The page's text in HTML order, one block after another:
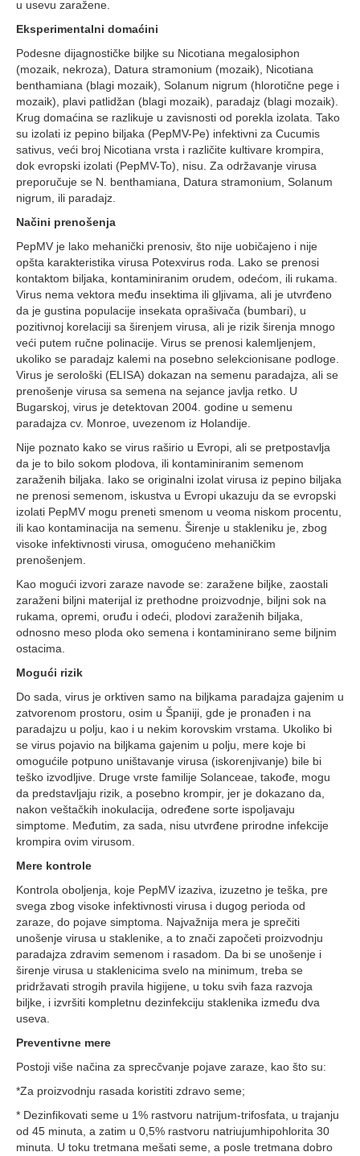
u usevu zaražene.
Eksperimentalni domaćini
Podesne dijagnostičke biljke su Nicotiana megalosiphon
(mozaik, nekroza), Datura stramonium (mozaik), Nicotiana
benthamiana (blagi mozaik), Solanum nigrum (hlorotične pege i
mozaik), plavi patlidžan (blagi mozaik), paradajz (blagi mozaik).
Krug domaćina se razlikuje u zavisnosti od porekla izolata. Tako
su izolati iz pepino biljaka (PepMV-Pe) infektivni za Cucumis
sativus, veći broj Nicotiana vrsta i različite kultivare krompira,
dok evropski izolati (PepMV-To), nisu. Za održavanje virusa
preporučuje se N. benthamiana, Datura stramonium, Solanum
nigrum, ili paradajz.
Načini prenošenja
PepMV je lako mehanički prenosiv, što nije uobičajeno i nije
opšta karakteristika virusa Potexvirus roda. Lako se prenosi
kontaktom biljaka, kontaminiranim orudem, odećom, ili rukama.
Virus nema vektora među insektima ili gljivama, ali je utvrđeno
da je gustina populacije insekata oprašivača (bumbari), u
pozitivnoj korelaciji sa širenjem virusa, ali je rizik širenja mnogo
veći putem ručne polinacije. Virus se prenosi kalemljenjem,
ukoliko se paradajz kalemi na posebno selekcionisane podloge.
Virus je serološki (ELISA) dokazan na semenu paradajza, ali se
prenošenje virusa sa semena na sejance javlja retko. U
Bugarskoj, virus je detektovan 2004. godine u semenu
paradajza cv. Monroe, uvezenom iz Holandije.
Nije poznato kako se virus raširio u Evropi, ali se pretpostavlja
da je to bilo sokom plodova, ili kontaminiranim semenom
zaraženih biljaka. Iako se originalni izolat virusa iz pepino biljaka
ne prenosi semenom, iskustva u Evropi ukazuju da se evropski
izolati PepMV mogu preneti smenom u veoma niskom procentu,
ili kao kontaminacija na semenu. Širenje u stakleniku je, zbog
visoke infektivnosti virusa, omogućeno mehaničkim
prenošenjem.
Kao mogući izvori zaraze navode se: zaražene biljke, zaostali
zaraženi biljni materijal iz prethodne proizvodnje, biljni sok na
rukama, opremi, oruđu i odeći, plodovi zaraženih biljaka,
odnosno meso ploda oko semena i kontaminirano seme biljnim
ostacima.
Mogući rizik
Do sada, virus je orktiven samo na biljkama paradajza gajenim u
zatvorenom prostoru, osim u Španiji, gde je pronađen i na
paradajzu u polju, kao i u nekim korovskim vrstama. Ukoliko bi
se virus pojavio na biljkama gajenim u polju, mere koje bi
omogućile potpuno uništavanje virusa (iskorenjivanje) bile bi
teško izvodljive. Druge vrste familije Solanceae, takođe, mogu
da predstavljaju rizik, a posebno krompir, jer je dokazano da,
nakon veštačkih inokulacija, određene sorte ispoljavaju
simptome. Međutim, za sada, nisu utvrđene prirodne infekcije
krompira ovim virusom.
Mere kontrole
Kontrola oboljenja, koje PepMV izaziva, izuzetno je teška, pre
svega zbog visoke infektivnosti virusa i dugog perioda od
zaraze, do pojave simptoma. Najvažnija mera je sprečiti
unošenje virusa u staklenike, a to znači započeti proizvodnju
paradajza zdravim semenom i rasadom. Da bi se unošenje i
širenje virusa u staklenicima svelo na minimum, treba se
pridržavati strogih pravila higijene, u toku svih faza razvoja
biljke, i izvršiti kompletnu dezinfekciju staklenika između dva
useva.
Preventivne mere
Postoji više načina za sprecčvanje pojave zaraze, kao što su:
*Za proizvodnju rasada koristiti zdravo seme;
* Dezinfikovati seme u 1% rastvoru natrijum-trifosfata, u trajanju
od 45 minuta, a zatim u 0,5% rastvoru natriujumhipohlorita 30
minuta. U toku tretmana mešati seme, a posle tretmana dobro